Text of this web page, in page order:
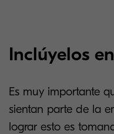
Inclúyelos
Es muy importante
sientan parte de la
lograr esto es